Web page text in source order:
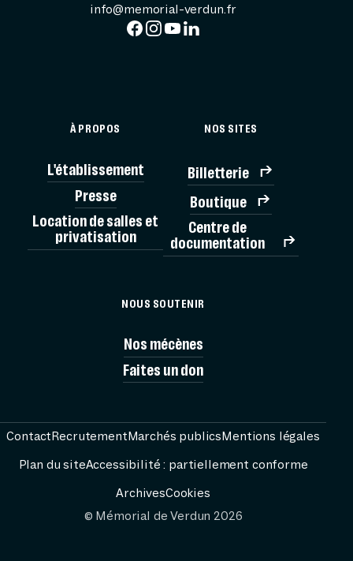
info@memorial-verdun.fr
À PROPOS
L'établissement
Presse
Location de salles et
privatisation
NOS SITES
Billetterie
Boutique
Centre de
documentation
NOUS SOUTENIR
Nos mécènes
Faites un don
© Mémorial de Verdun 2026
ContactRecrutementMarchés publicsMentions légales
Plan du siteAccessibilité : partiellement conforme
ArchivesCookies